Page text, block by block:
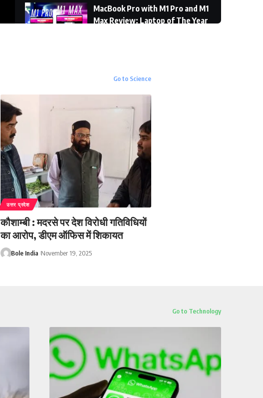
MacBook Pro with M1 Pro and M1
Max Review: Laptop of The Year
The VergeGo to Science
उत्तर प्रदेश
कौशाम्बी : मदरसे पर देश विरोधी गतिविधियों
का आरोप, डीएम ऑफिस में शिकायत
Bole India November 19, 2025
Go to Technology